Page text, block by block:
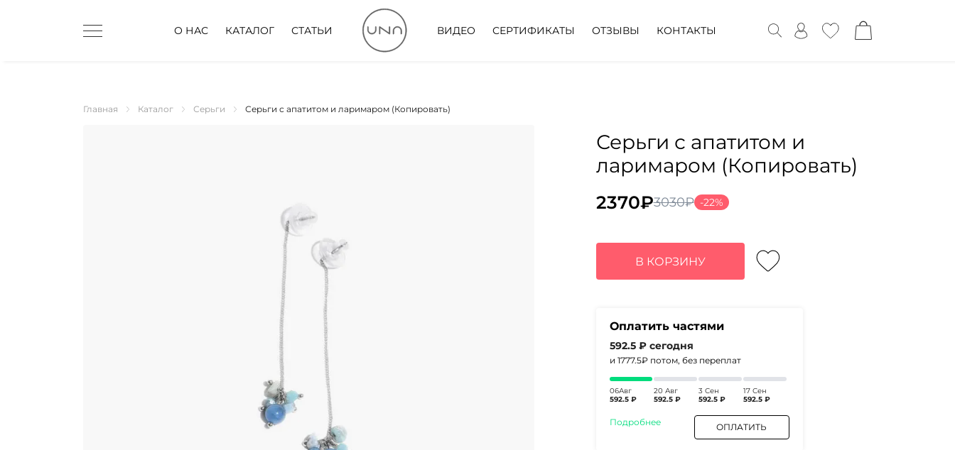
О НАС КАТАЛОГ СТАТЬИ ВИДЕО СЕРТИФИКАТЫ ОТЗЫВЫ КОНТАКТЫ
Главная Каталог Серьги Серьги с апатитом и ларимаром (Копировать)
Серьги с апатитом и
ларимаром (Копировать)
3030₽
Первоначальная
составляла
3030₽.
2370₽
Текущая
2370₽.
-22%
В КОРЗИНУ
Оплатить частями
592.5 ₽ сегодня
и 1777.5₽ потом, без переплат
06Авг
592.5 ₽
20 Авг
592.5 ₽
3 Сен
592.5 ₽
17 Сен
592.5 ₽
Подробнее ОПЛАТИТЬ